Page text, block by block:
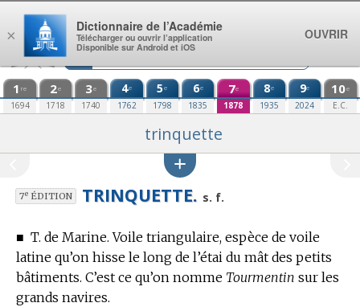
Aller au contenu
1 re
1694
2e
1718
3e
1740
4e
1762
5e
1798
6e
1835
7e
1878
8e
1935
9e
2024
10e
E.C.
trinquette
7eÉDITION TRINQUETTE. s. f.
■ T. de Marine. Voile triangulaire, espèce de voile
latine qu’on hisse le long de l’étai du mât des petits
bâtiments. C’est ce qu’on nomme Tourmentin sur les
grands navires.
×
Dictionnaire de l’Académie
Télécharger ou ouvrir l’application
Disponible sur Android et iOS
OUVRIR